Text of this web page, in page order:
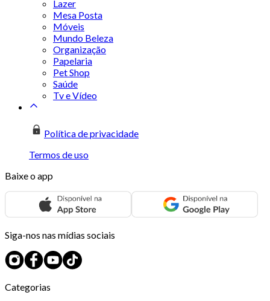
Lazer
Mesa Posta
Móveis
Mundo Beleza
Organização
Papelaria
Pet Shop
Saúde
Tv e Vídeo
Política de privacidade
Termos de uso
Baixe o app
Siga-nos nas mídias sociais
Categorias